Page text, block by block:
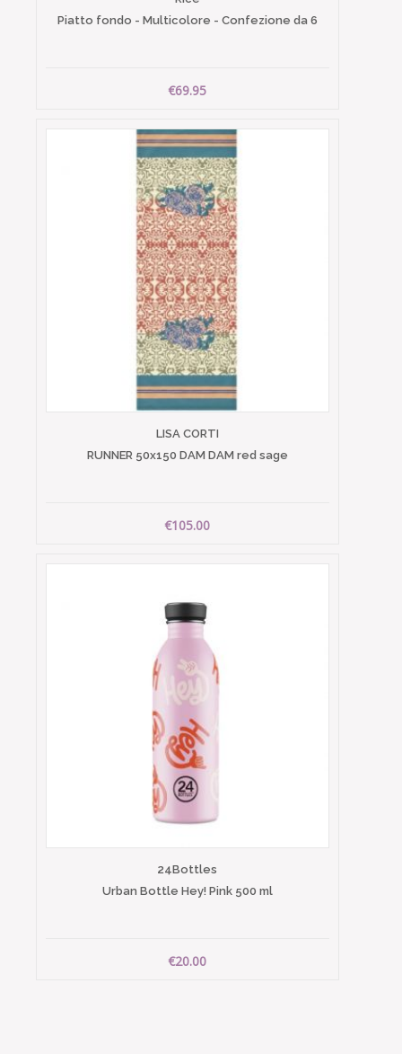
Piatto fondo - Multicolore - Confezione da 6
€69.95
LISA CORTI
RUNNER 50x150 DAM DAM red sage
€105.00
24Bottles
Urban Bottle Hey! Pink 500 ml
€20.00